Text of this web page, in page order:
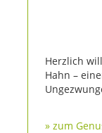
Herzlich
Hahn –
» zum